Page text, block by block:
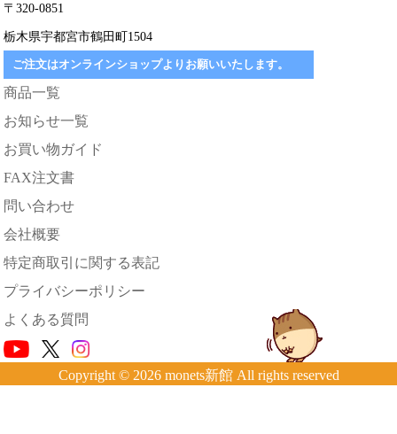
〒320-0851
栃木県宇都宮市鶴田町1504
ご注文はオンラインショップよりお願いいたします。
商品一覧
お知らせ一覧
お買い物ガイド
FAX注文書
問い合わせ
会社概要
特定商取引に関する表記
プライバシーポリシー
よくある質問
Copyright © 2026 monets新館 All rights reserved